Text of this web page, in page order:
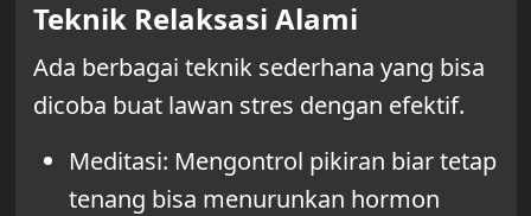
Teknik Relaksasi Alami
Ada berbagai teknik sederhana yang bisa
dicoba buat lawan stres dengan efektif.
Meditasi: Mengontrol pikiran biar tetap
tenang bisa menurunkan hormon